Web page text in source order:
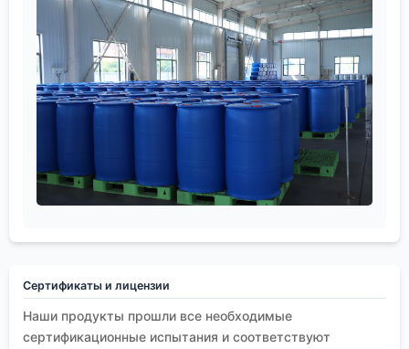
Сертификаты и лицензии
Наши продукты прошли все необходимые
сертификационные испытания и соответствуют